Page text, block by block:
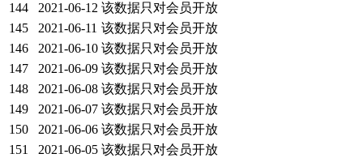
144
2021-06-12 该数据只对会员开放
145
2021-06-11 该数据只对会员开放
146
2021-06-10 该数据只对会员开放
147
2021-06-09 该数据只对会员开放
148
2021-06-08 该数据只对会员开放
149
2021-06-07 该数据只对会员开放
150
2021-06-06 该数据只对会员开放
151
2021-06-05 该数据只对会员开放